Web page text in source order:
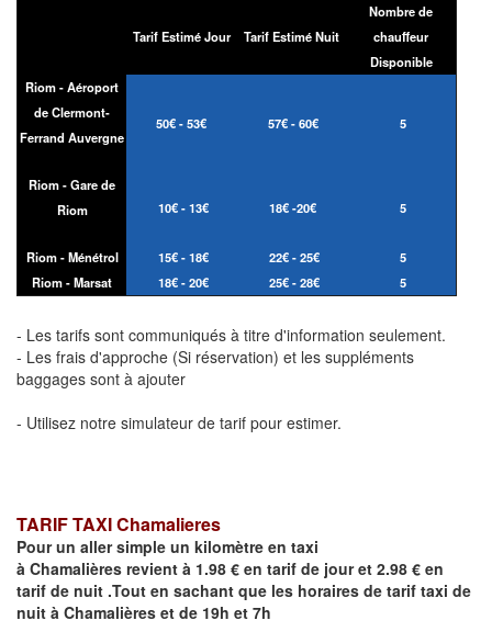
Tarif Estimé Jour Tarif Estimé Nuit
Nombre de
chauffeur
Disponible
Riom - Aéroport
de Clermont-
Ferrand Auvergne
50€ - 53€ 57€ - 60€ 5
Riom - Gare de
Riom
10€ - 13€ 18€ -20€ 5
Riom - Ménétrol 15€ - 18€ 22€ - 25€
5
Riom - Marsat
18€ - 20€ 25€ - 28€ 5
- Les tarifs sont communiqués à titre d'information seulement.
- Les frais d'approche (Si réservation) et les suppléments
baggages sont à ajouter
- Utilisez notre simulateur de tarif pour estimer.
TARIF TAXI Chamalieres
Pour un aller simple un kilomètre en taxi
à Chamalières revient à 1.98 € en tarif de jour et 2.98 € en
tarif de nuit .Tout en sachant que les horaires de tarif taxi de
nuit à Chamalières et de 19h et 7h